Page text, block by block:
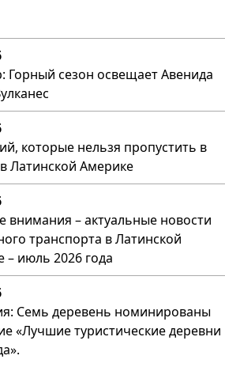
Горный сезон освещает Авенида
которые нельзя пропустить в
в Латинской Америке
внимания – актуальные новости
транспорта в Латинской
– июль 2026 года
Семь деревень номинированы
«Лучшие туристические деревни